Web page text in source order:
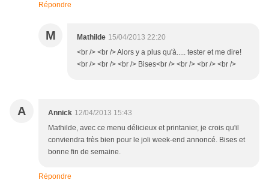
Répondre
M Mathilde 15/04/2013 22:20
<br /> <br /> Alors y a plus qu'à..... tester et me dire!
<br /> <br /> <br /> Bises<br /> <br /> <br /> <br />
A Annick 12/04/2013 15:43
Mathilde, avec ce menu délicieux et printanier, je crois qu'il
conviendra très bien pour le joli week-end annoncé. Bises et
bonne fin de semaine.
Répondre